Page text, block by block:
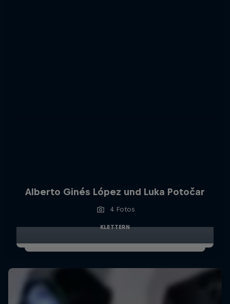
Alberto Ginés López und Luka Potočar
4 Fotos
KLETTERN